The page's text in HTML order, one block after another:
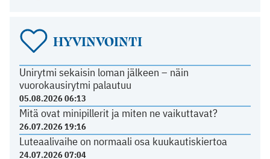
HYVINVOINTI
Unirytmi sekaisin loman jälkeen – näin
vuorokausirytmi palautuu
05.08.2026 06:13
Mitä ovat minipillerit ja miten ne vaikuttavat?
26.07.2026 19:16
Luteaalivaihe on normaali osa kuukautiskiertoa
24.07.2026 07:04